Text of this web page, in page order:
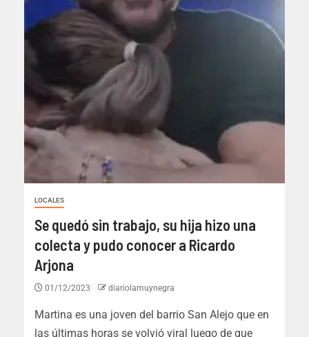
LOCALES
Se quedó sin trabajo, su hija hizo una
colecta y pudo conocer a Ricardo
Arjona
01/12/2023 diariolamuynegra
Martina es una joven del barrio San Alejo que en
las últimas horas se volvió viral luego de que